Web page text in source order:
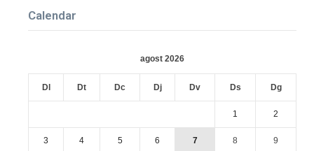
Calendar
agost 2026
Dl Dt Dc Dj Dv Ds Dg
1 2
3 4 5 6 7 8 9